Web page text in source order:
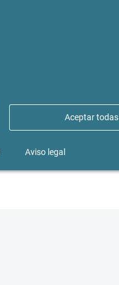
Aceptar todas
Aviso legal